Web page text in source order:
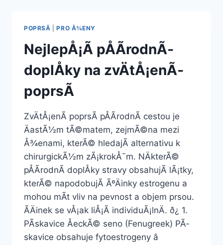
POPRSÃ­ |PRO Å¾ENY
NejlepÅ¡Ã­ pÅÃ­rodnÃ­
doplÅky na zvÄtÅ¡enÃ­
poprsÃ­
ZvÄtÅ¡enÃ­ poprsÃ­ pÅÃ­rodnÃ­ cestou je
ÄastÃ½m tÃ©matem, zejmÃ©na mezi
Å¾enami, kterÃ© hledajÃ­ alternativu k
chirurgickÃ½m zÃ¡krokÅ¯m. NÄkterÃ©
pÅÃ­rodnÃ­ doplÅky stravy obsahujÃ­ lÃ¡tky,
kterÃ© napodobujÃ­ ÃºÄinky estrogenu a
mohou mÃ­t vliv na pevnost a objem prsou.
ÃÄinek se vÅ¡ak liÅ¡Ã­ individuÃ¡lnÄ. ð¿ 1.
PÃ­skavice ÅeckÃ© seno (Fenugreek) PÃ­
skavice obsahuje fytoestrogeny â